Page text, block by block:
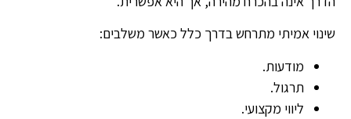
שינוי אמיתי מתרחש בדרך כלל כאשר משלבים:
מודעות.
תרגול.
ליווי מקצועי.